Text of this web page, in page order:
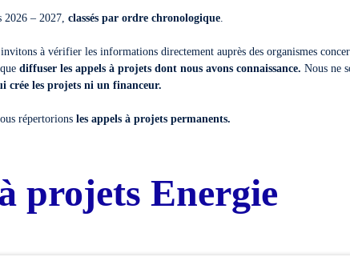
2026 – 2027, classés par ordre chronologique.
à vérifier les informations directement auprès des organismes
diffuser les appels à projets dont nous avons connaissance. Nous ne
crée les projets ni un financeur.
répertorions les appels à projets permanents.
projets Energie